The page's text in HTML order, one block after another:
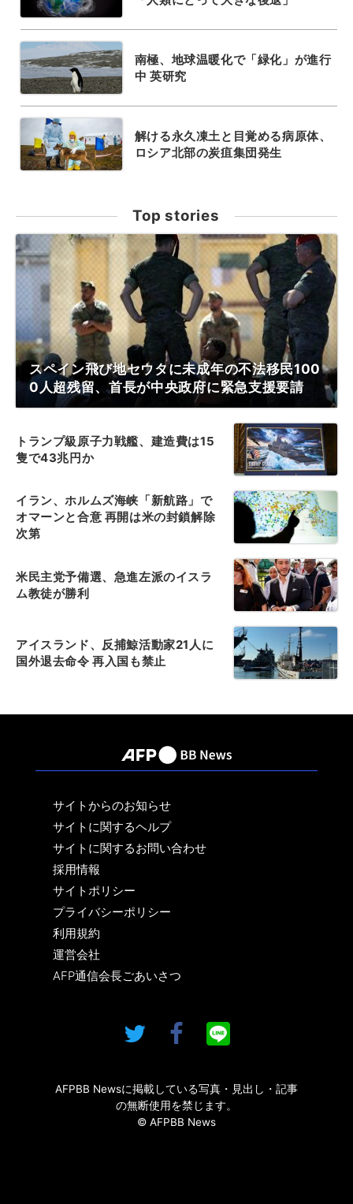
南極、地球温暖化で「緑化」が進行
中 英研究
解ける永久凍土と目覚める病原体、
ロシア北部の炭疽集団発生
Top stories
スペイン飛び地セウタに未成年の不法移民100
0人超残留、首長が中央政府に緊急支援要請
トランプ級原子力戦艦、建造費は15
隻で43兆円か
イラン、ホルムズ海峡「新航路」で
オマーンと合意 再開は米の封鎖解除
次第
米民主党予備選、急進左派のイスラ
ム教徒が勝利
アイスランド、反捕鯨活動家21人に
国外退去命令 再入国も禁止
サイトからのお知らせ
サイトに関するヘルプ
サイトに関するお問い合わせ
採用情報
サイトポリシー
プライバシーポリシー
利用規約
運営会社
AFP通信会長ごあいさつ
AFPBB Newsに掲載している写真・見出し・記事
の無断使用を禁じます。
© AFPBB News